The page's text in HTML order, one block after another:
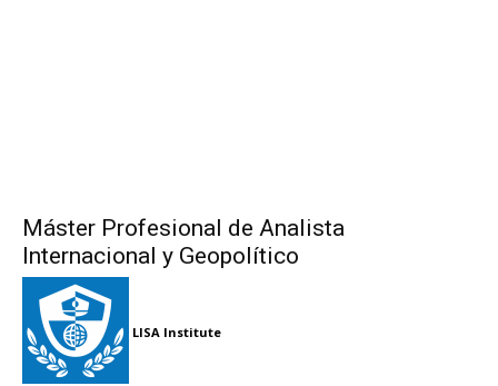
Máster Profesional de Analista
Internacional y Geopolítico
LISA Institute